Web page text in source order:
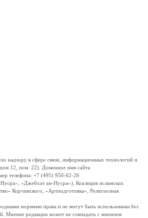
в сфере связи, информационных технологий и
12, пом. 22). Доменное имя сайта
телефона: +7 (495) 950-62-26
«Джебхат ан-Нусра»), Коалиция исламских
Корчинского, «Артподготовка», Религиозная
нормами права и не могут быть использованы без
Мнение редакции может не совпадать с мнением